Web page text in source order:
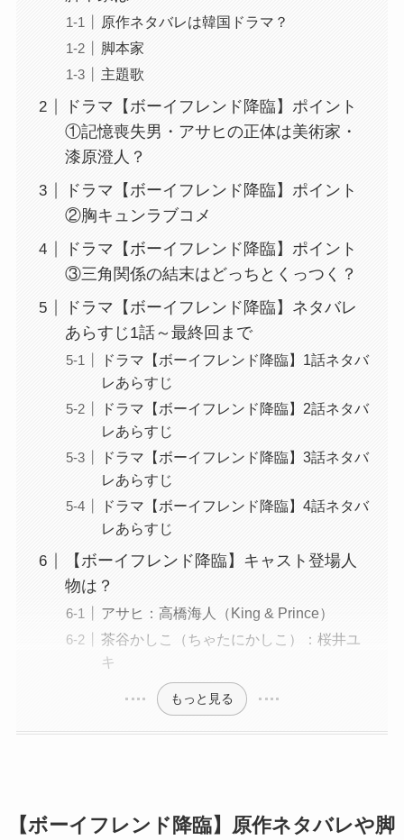
原作ネタバレは韓国ドラマ？
脚本家
主題歌
ドラマ【ボーイフレンド降臨】ポイント
①記憶喪失男・アサヒの正体は美術家・
漆原澄人？
ドラマ【ボーイフレンド降臨】ポイント
②胸キュンラブコメ
ドラマ【ボーイフレンド降臨】ポイント
③三角関係の結末はどっちとくっつく？
ドラマ【ボーイフレンド降臨】ネタバレ
あらすじ1話～最終回まで
ドラマ【ボーイフレンド降臨】1話ネタバ
レあらすじ
ドラマ【ボーイフレンド降臨】2話ネタバ
レあらすじ
ドラマ【ボーイフレンド降臨】3話ネタバ
レあらすじ
ドラマ【ボーイフレンド降臨】4話ネタバ
レあらすじ
【ボーイフレンド降臨】キャスト登場人
物は？
アサヒ：高橋海人（King & Prince）
茶谷かしこ（ちゃたにかしこ）：桜井ユ
キ
もっと見る
【ボーイフレンド降臨】原作ネタバレや脚